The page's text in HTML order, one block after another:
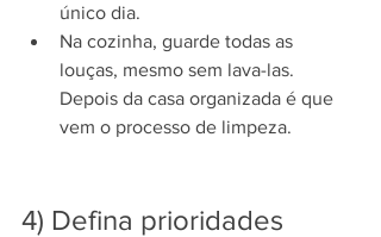
único dia.
Na cozinha, guarde todas as
louças, mesmo sem lava-las.
Depois da casa organizada é que
vem o processo de limpeza.
4) Defina prioridades